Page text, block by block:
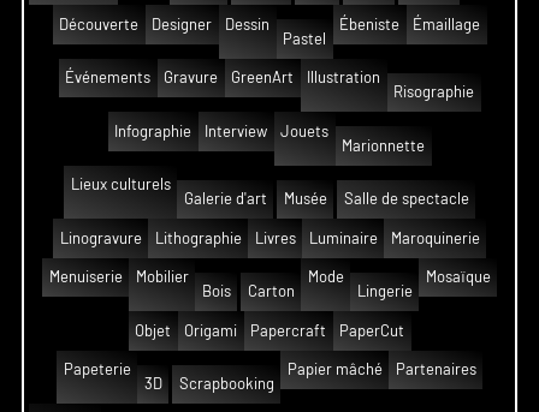
Découverte Designer
Dessin
Pastel
Ébeniste Émaillage
Événements Gravure GreenArt
Illustration
Risographie
Infographie Interview
Jouets
Marionnette
Lieux culturels
Galerie d'art
Musée Salle de spectacle
Linogravure Lithographie Livres Luminaire Maroquinerie
Menuiserie
Mobilier
Bois
Carton
Mode
Lingerie
Mosaïque
Objet Origami Papercraft PaperCut
Papeterie
3D
Scrapbooking
Papier mâché Partenaires